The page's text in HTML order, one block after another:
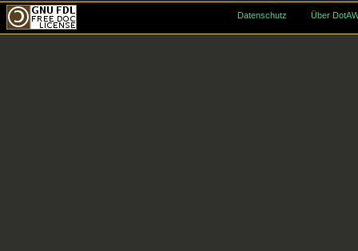
Datenschutz Über